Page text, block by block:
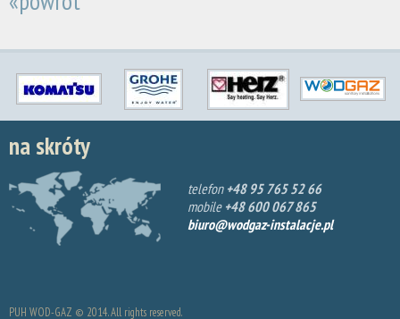
na skróty
telefon +48 95 765 52 66
mobile +48 600 067 865
biuro@wodgaz-instalacje.pl
PUH WOD-GAZ © 2014. All rights reserved.